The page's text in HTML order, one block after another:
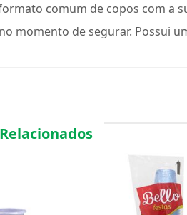
comum de copos com a
momento de segurar. Possui